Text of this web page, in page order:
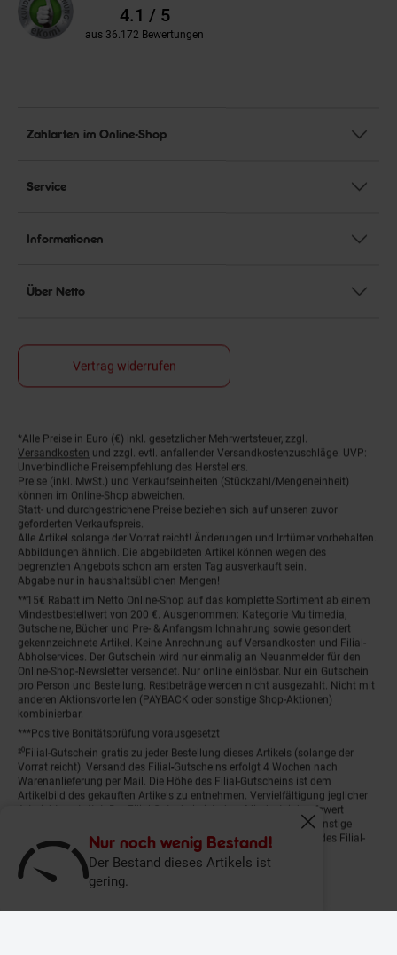
Nur noch wenig Bestand!
Der Bestand dieses Artikels ist
gering.
Fenster
Bewertungen4.1 / 5
aus 36.172 Bewertungen
Zahlarten im Online-Shop
Service
Informationen
Über Netto
Vertrag widerrufen
Fußnoten
*Alle Preise in Euro (€) inkl. gesetzlicher Mehrwertsteuer, zzgl.
Versandkosten und zzgl. evtl. anfallender Versandkostenzuschläge. UVP:
Unverbindliche Preisempfehlung des Herstellers.
Preise (inkl. MwSt.) und Verkaufseinheiten (Stückzahl/Mengeneinheit)
können im Online-Shop abweichen.
Statt- und durchgestrichene Preise beziehen sich auf unseren zuvor
geforderten Verkaufspreis.
Alle Artikel solange der Vorrat reicht! Änderungen und Irrtümer vorbehalten.
Abbildungen ähnlich. Die abgebildeten Artikel können wegen des
begrenzten Angebots schon am ersten Tag ausverkauft sein.
Abgabe nur in haushaltsüblichen Mengen!
**15€ Rabatt im Netto Online-Shop auf das komplette Sortiment ab einem
Mindestbestellwert von 200 €. Ausgenommen: Kategorie Multimedia,
Gutscheine, Bücher und Pre- & Anfangsmilchnahrung sowie gesondert
gekennzeichnete Artikel. Keine Anrechnung auf Versandkosten und Filial-
Abholservices. Der Gutschein wird nur einmalig an Neuanmelder für den
Online-Shop-Newsletter versendet. Nur online einlösbar. Nur ein Gutschein
pro Person und Bestellung. Restbeträge werden nicht ausgezahlt. Nicht mit
anderen Aktionsvorteilen (PAYBACK oder sonstige Shop-Aktionen)
kombinierbar.
***Positive Bonitätsprüfung vorausgesetzt
²⁰Filial-Gutschein gratis zu jeder Bestellung dieses Artikels (solange der
Vorrat reicht). Versand des Filial-Gutscheins erfolgt 4 Wochen nach
Warenanlieferung per Mail. Die Höhe des Filial-Gutscheins ist dem
Artikelbild des gekauften Artikels zu entnehmen. Vervielfältigung jeglicher
Art nicht gestattet. Der Filial-Gutschein ist ohne Mindesteinkaufswert
einlösbar. Nicht mit anderen Aktionsvorteilen (PAYBACK oder sonstige
Shop-Aktionen) kombinierbar. Der jeweilige Gültigkeitszeitraum des Filial-
Gutscheins ist darauf vermerkt.